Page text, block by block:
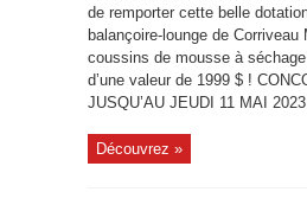
de remporter cette belle
balançoire-lounge de Corriveau
coussins de mousse à
d’une valeur de 1999 $ !
JUSQU’AU JEUDI 11 MAI
Découvrez »